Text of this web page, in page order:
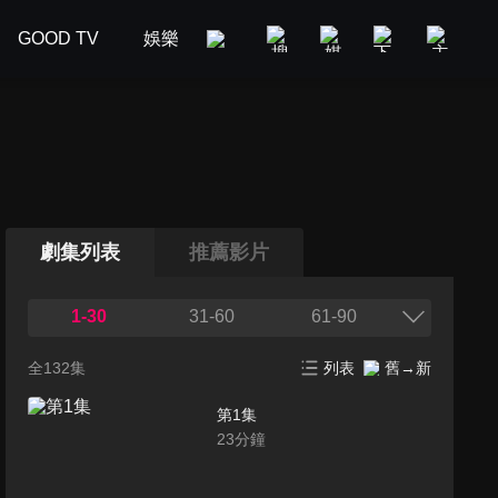
GOOD TV 娛樂 美食旅遊 新聞政論
劇集列表 推薦影片
1-30 31-60 61-90
全132集 列表 舊→新
第1集
23分鐘